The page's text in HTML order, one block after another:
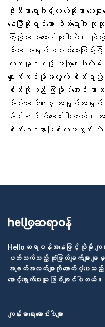
ဖိုးဘီးယားရောဂါရှိတယ်ဆိုတာ
နေပြီဆိုရင်တော့ စိတ်ရောဂါ ကု
ကြည့်တာ အကောင်းဆုံးပါပဲ။ ကိုယ့်မှ
ဆိုတာ အရင်ဆုံးစစ်ဆေးကြည့်ပ
ကုသမှုခံယူဖို့ အကြံပေးပါလိ
ပျောက်ကင်းဖို့အတွက် စိတ်ရှ
စိတ်ကိုလည်း ကြံ့ခိုင်အောင် ထ
အိမ်ထောင်ရေးမှာ အရှုပ်အရှင်
နိုင်ရင် ပိုကောင်းပါတယ်။
စိတ်ဝေဒနာဖြစ်တဲ့အတွက် သိပ်
Helloဆရာဝန်အနေဖြင့် ပိုမို ကျန်း
ပတ်သက်သည့် ဆုံးဖြတ်ချက်များ ချမှ
အချက်အလက်များကို ထောက်ပံ့ပေးသည့်
စောင့်ရှောက်ပေးသူ ဖြစ်ချင်ပါတယ်။
ကျန်းမာရေး ဆောင်းပါးများ